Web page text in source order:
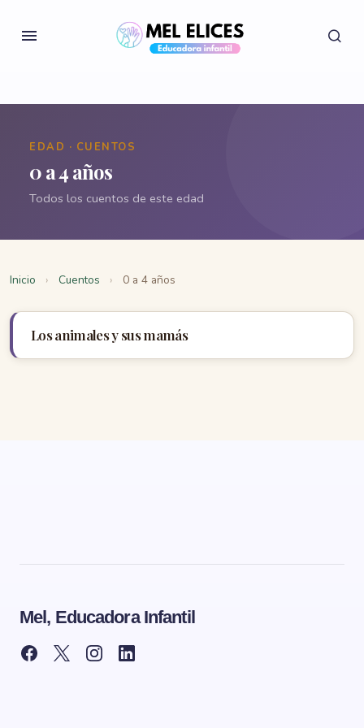
EDAD · CUENTOS
0 a 4 años
Todos los cuentos de este edad
Inicio › Cuentos › 0 a 4 años
Los animales y sus mamás
Mel, Educadora Infantil